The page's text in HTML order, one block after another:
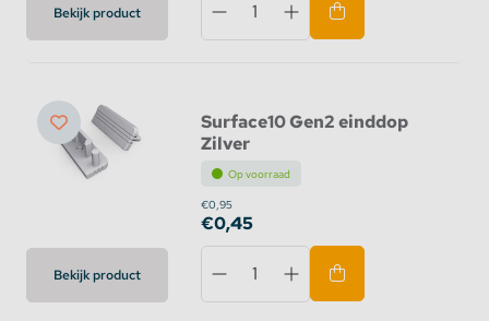
Bekijk product
Bekijk product
Surface10 Gen2 einddop
Zilver
Op voorraad
€0,95
€0,45